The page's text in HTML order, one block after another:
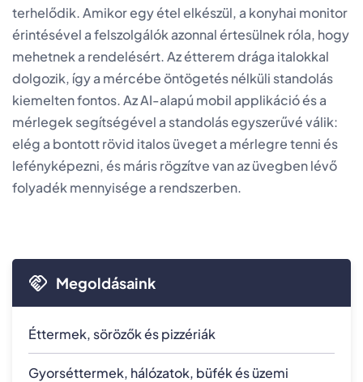
terhelődik. Amikor egy étel elkészül, a konyhai monitor
érintésével a felszolgálók azonnal értesülnek róla, hogy
mehetnek a rendelésért. Az étterem drága italokkal
dolgozik, így a mércébe öntögetés nélküli standolás
kiemelten fontos. Az AI-alapú mobil applikáció és a
mérlegek segítségével a standolás egyszerűvé válik:
elég a bontott rövid italos üveget a mérlegre tenni és
lefényképezni, és máris rögzítve van az üvegben lévő
folyadék mennyisége a rendszerben.
Megoldásaink
Éttermek, sörözők és pizzériák
Gyorséttermek, hálózatok, büfék és üzemi